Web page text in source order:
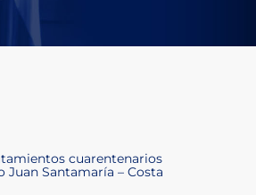
cuarentenarios
Juan Santamaría – Costa